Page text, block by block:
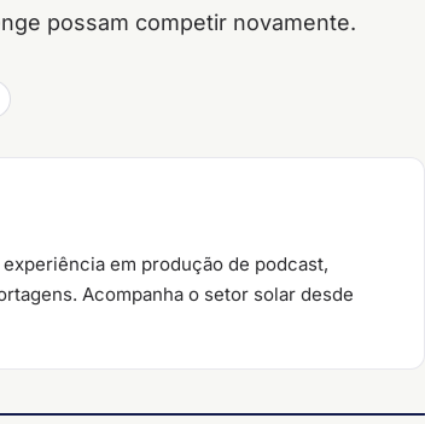
possam competir novamente.
em produção de podcast,
Acompanha o setor solar desde